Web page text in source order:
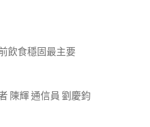
飲食穩固最主要
陳輝 通信員 劉慶鈞